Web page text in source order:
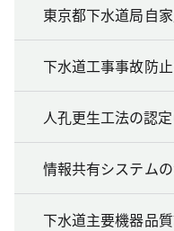
東京都下水道局自
下水道工事事故防
人孔更生工法の認
情報共有システム
下水道主要機器品